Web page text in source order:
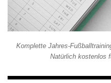
Komplette Jahres-
Natürlich kostenlos